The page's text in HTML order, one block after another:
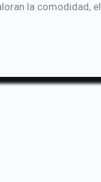
la comodidad, el